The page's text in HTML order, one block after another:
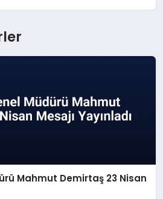
Mahmut Demirtaş 23 Nisan